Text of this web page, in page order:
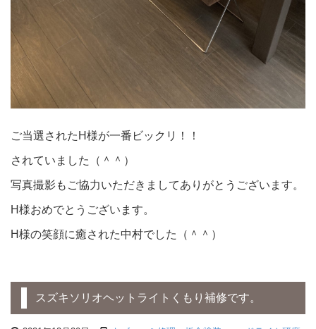
ご当選されたH様が一番ビックリ！！
されていました（＾＾）
写真撮影もご協力いただきましてありがとうございます。
H様おめでとうございます。
H様の笑顔に癒された中村でした（＾＾）
スズキソリオヘットライトくもり補修です。